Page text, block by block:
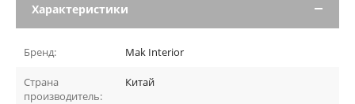
Характеристики
Бренд: Mak Interior
Страна
производитель:
Китай